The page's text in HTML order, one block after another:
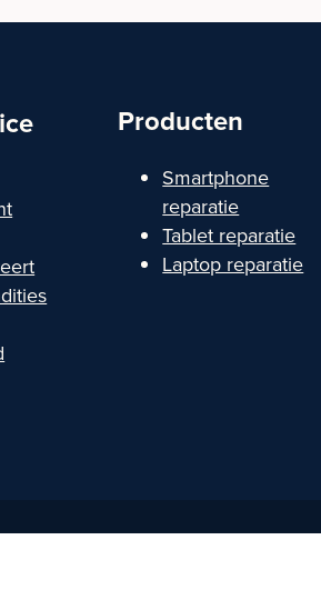
Producten
Smartphone
reparatie
Tablet reparatie
Laptop reparatie